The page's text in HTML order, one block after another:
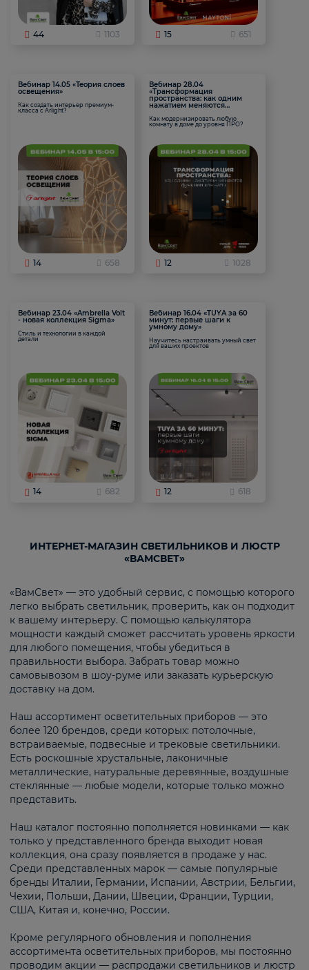
44 1103 15 651
Вебинар 14.05 «Теория слоев
освещения»
Как создать интерьер премиум-
класса с Arlight?
14 658
Вебинар 28.04
«Трансформация
пространства: как одним
нажатием меняются
Как модернизировать любую
комнату в доме до уровня ПРО?
12 1028
Вебинар 23.04 «Ambrella Volt
- новая коллекция Sigma»
Стиль и технологии в каждой
детали
14 682
Вебинар 16.04 «TUYA за 60
минут: первые шаги к
умному дому»
Научитесь настраивать умный свет
для ваших проектов
12 618
ИНТЕРНЕТ-МАГАЗИН СВЕТИЛЬНИКОВ И ЛЮСТР
«ВАМСВЕТ»
«ВамСвет» — это удобный сервис, с помощью которого
легко выбрать светильник, проверить, как он подходит
к вашему интерьеру. С помощью калькулятора
мощности каждый сможет рассчитать уровень яркости
для любого помещения, чтобы убедиться в
правильности выбора. Забрать товар можно
самовывозом в шоу-руме или заказать курьерскую
доставку на дом.
Наш ассортимент осветительных приборов — это
более 120 брендов, среди которых: потолочные,
встраиваемые, подвесные и трековые светильники.
Есть роскошные хрустальные, лаконичные
металлические, натуральные деревянные, воздушные
стеклянные — любые модели, которые только можно
представить.
Наш каталог постоянно пополняется новинками — как
только у представленного бренда выходит новая
коллекция, она сразу появляется в продаже у нас.
Среди представленных марок — самые популярные
бренды Италии, Германии, Испании, Австрии, Бельгии,
Чехии, Польши, Дании, Швеции, Франции, Турции,
США, Китая и, конечно, России.
Кроме регулярного обновления и пополнения
ассортимента осветительных приборов, мы постоянно
проводим акции — распродажи светильников и люстр